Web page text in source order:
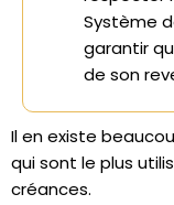
Système
garantir
de son
Il en existe
qui sont le plus
créances.